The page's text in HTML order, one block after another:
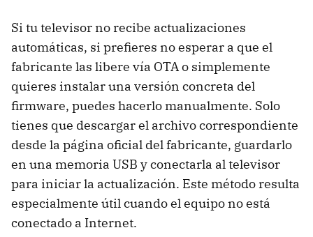
Si tu televisor no recibe actualizaciones
automáticas, si prefieres no esperar a que el
fabricante las libere vía OTA o simplemente
quieres instalar una versión concreta del
firmware, puedes hacerlo manualmente. Solo
tienes que descargar el archivo correspondiente
desde la página oficial del fabricante, guardarlo
en una memoria USB y conectarla al televisor
para iniciar la actualización. Este método resulta
especialmente útil cuando el equipo no está
conectado a Internet.